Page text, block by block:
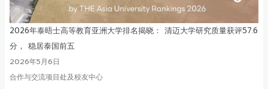
2026年泰晤士高等教育亚洲大学排名揭晓： 清迈大学研究质量获评57.6
分， 稳居泰国前五
2026年5月6日
合作与交流项目处及校友中心